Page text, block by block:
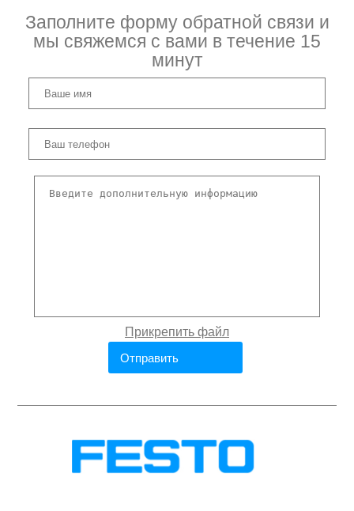
Заполните форму обратной связи и
мы свяжемся с вами в течение 15
минут